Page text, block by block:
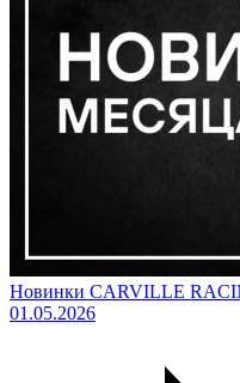
Новинки CARVILLE
01.05.2026